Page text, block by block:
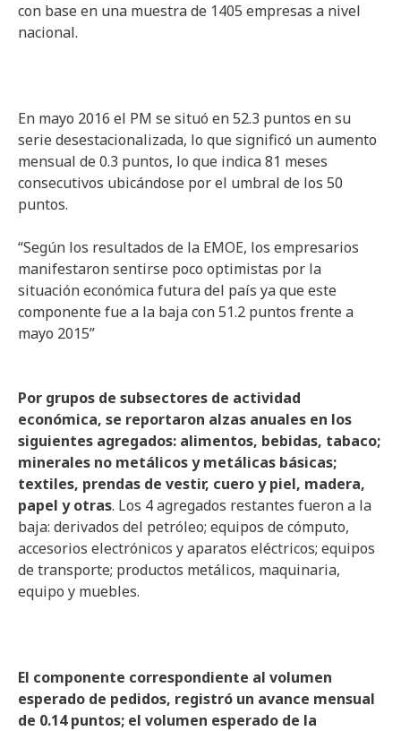
con base en una muestra de 1405 empresas a nivel
nacional.
En mayo 2016 el PM se situó en 52.3 puntos en su
serie desestacionalizada, lo que significó un aumento
mensual de 0.3 puntos, lo que indica 81 meses
consecutivos ubicándose por el umbral de los 50
puntos.
“Según los resultados de la EMOE, los empresarios
manifestaron sentirse poco optimistas por la
situación económica futura del país ya que este
componente fue a la baja con 51.2 puntos frente a
mayo 2015”
Por grupos de subsectores de actividad
económica, se reportaron alzas anuales en los
siguientes agregados: alimentos, bebidas, tabaco;
minerales no metálicos y metálicas básicas;
textiles, prendas de vestir, cuero y piel, madera,
papel y otras. Los 4 agregados restantes fueron a la
baja: derivados del petróleo; equipos de cómputo,
accesorios electrónicos y aparatos eléctricos; equipos
de transporte; productos metálicos, maquinaria,
equipo y muebles.
El componente correspondiente al volumen
esperado de pedidos, registró un avance mensual
de 0.14 puntos; el volumen esperado de la